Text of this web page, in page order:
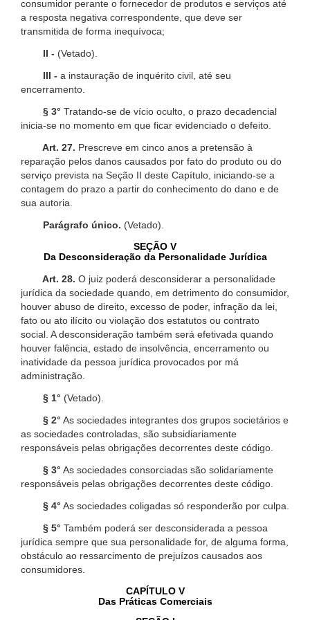
consumidor perante o fornecedor de produtos e serviços até
a resposta negativa correspondente, que deve ser
transmitida de forma inequívoca;
II - (Vetado).
III - a instauração de inquérito civil, até seu
encerramento.
§ 3° Tratando-se de vício oculto, o prazo decadencial
inicia-se no momento em que ficar evidenciado o defeito.
Art. 27. Prescreve em cinco anos a pretensão à
reparação pelos danos causados por fato do produto ou do
serviço prevista na Seção II deste Capítulo, iniciando-se a
contagem do prazo a partir do conhecimento do dano e de
sua autoria.
Parágrafo único. (Vetado).
SEÇÃO V
Da Desconsideração da Personalidade Jurídica
Art. 28. O juiz poderá desconsiderar a personalidade
jurídica da sociedade quando, em detrimento do consumidor,
houver abuso de direito, excesso de poder, infração da lei,
fato ou ato ilícito ou violação dos estatutos ou contrato
social. A desconsideração também será efetivada quando
houver falência, estado de insolvência, encerramento ou
inatividade da pessoa jurídica provocados por má
administração.
§ 1° (Vetado).
§ 2° As sociedades integrantes dos grupos societários e
as sociedades controladas, são subsidiariamente
responsáveis pelas obrigações decorrentes deste código.
§ 3° As sociedades consorciadas são solidariamente
responsáveis pelas obrigações decorrentes deste código.
§ 4° As sociedades coligadas só responderão por culpa.
§ 5° Também poderá ser desconsiderada a pessoa
jurídica sempre que sua personalidade for, de alguma forma,
obstáculo ao ressarcimento de prejuízos causados aos
consumidores.
CAPÍTULO V
Das Práticas Comerciais